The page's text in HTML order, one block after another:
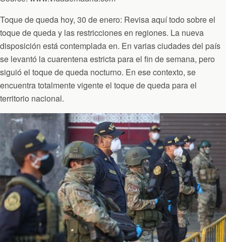
Toque de queda hoy, 30 de enero: Revisa aquí todo sobre el
toque de queda y las restricciones en regiones. La nueva
disposición está contemplada en. En varias ciudades del país
se levantó la cuarentena estricta para el fin de semana, pero
siguió el toque de queda nocturno. En ese contexto, se
encuentra totalmente vigente el toque de queda para el
territorio nacional.